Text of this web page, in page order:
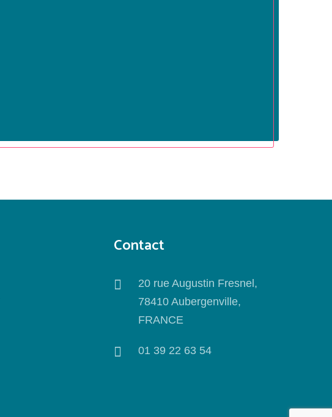
Contact
20 rue Augustin Fresnel,
78410 Aubergenville,
FRANCE
01 39 22 63 54